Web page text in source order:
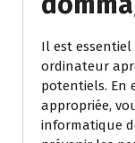
Il est
ordinateur
potentiels. En
appropriée,
informatique